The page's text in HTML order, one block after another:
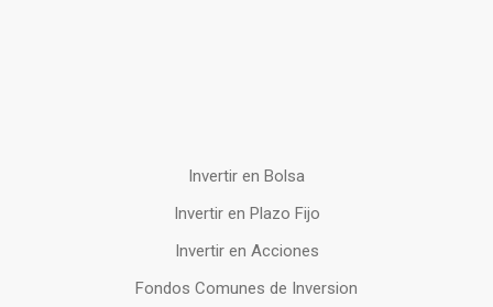
Invertir en Bolsa
Invertir en Plazo Fijo
Invertir en Acciones
Fondos Comunes de Inversion